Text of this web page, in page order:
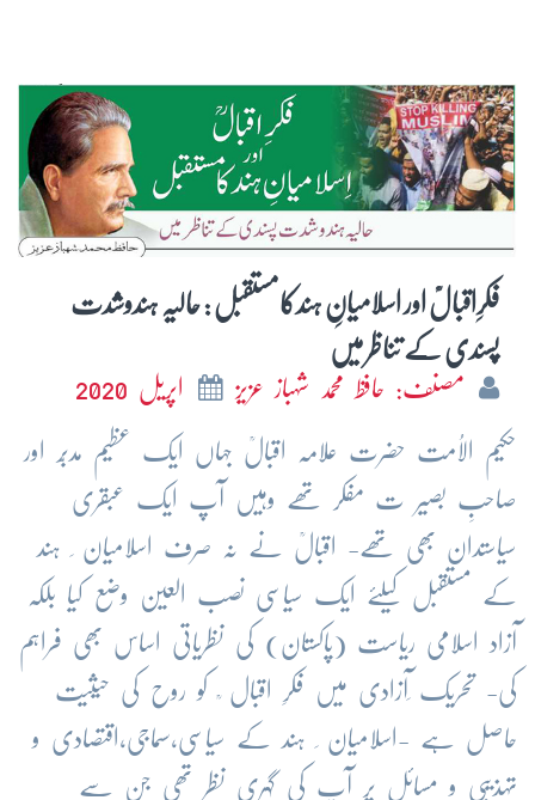
فکرِاقبالؒ اور اسلامیانِ ہندکامستقبل : حالیہ ہندوشدت
پسندی کے تناظر میں
مصنف: حافظ محمد شہباز عزیز اپریل 2020
حکیم الاُمت حضرت علامہ اقبالؒ جہاں ایک عظیم مدبّر اور
صاحبِ بصیر ت مفکر تھے وہیں آپ ایک عبقری
سیاستدان بھی تھے- اقبالؒ نے نہ صرف اسلامیان ِ ہند
کے مستقبل کیلئے ایک سیاسی نصب العین وضع کیا بلکہ
آزاد اسلامی ریاست (پاکستان) کی نظریاتی اساس بھی فراہم
کی- تحریک ِآزادی میں فکرِ اقبال ؒ کو روح کی حیثیت
حاصل ہے -اسلامیان ِ ہند کے سیاسی،سماجی،اقتصادی و
تہذیبی و مسائل پر آپ کی گہری نظر تھی جن سے